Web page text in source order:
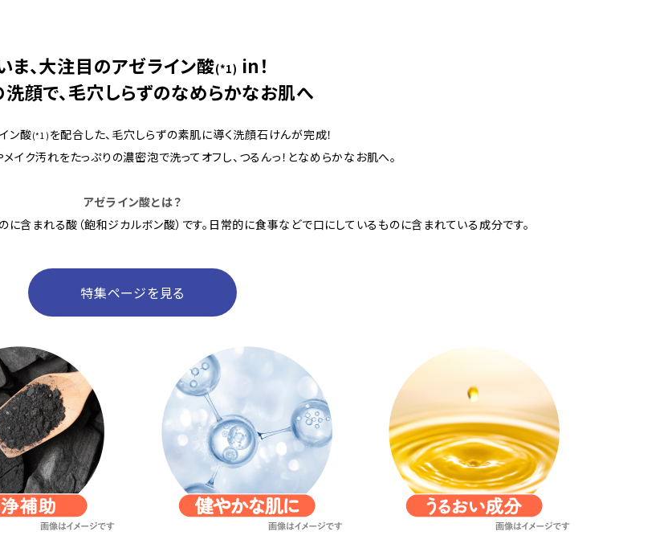
ま、大注目のアゼライン酸(*1) in！
顔で、毛穴しらずのなめらかなお肌へ
ン酸(*1) を配合した、毛穴しらずの素肌に導く洗顔石けんが完成！
イク汚れをたっぷりの濃密泡で洗ってオフし、つるんっ！となめらかなお肌へ。
アゼライン酸とは？
含まれる酸（飽和ジカルボン酸）です。日常的に食事などで口にしているものに含まれている成分です。
特集ページを見る